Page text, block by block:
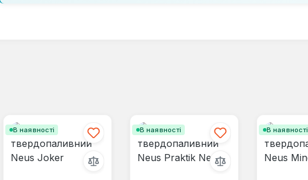
В наявності В наявності В наявності